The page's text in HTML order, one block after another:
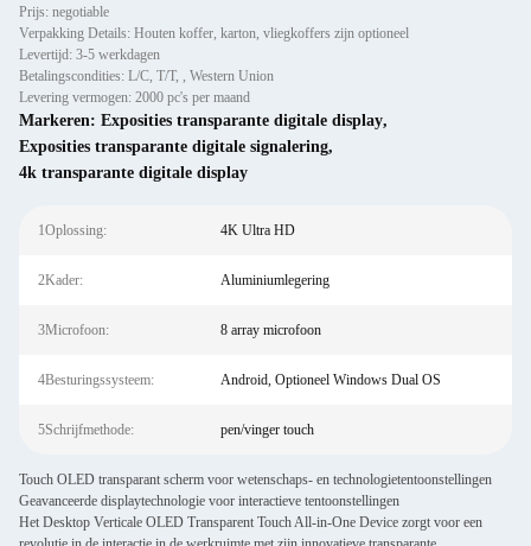
Prijs: negotiable
Verpakking Details: Houten koffer, karton, vliegkoffers zijn optioneel
Levertijd: 3-5 werkdagen
Betalingscondities: L/C, T/T, , Western Union
Levering vermogen: 2000 pc's per maand
Markeren: Exposities transparante digitale display,
Exposities transparante digitale signalering,
4k transparante digitale display
1Oplossing: 4K Ultra HD
2Kader: Aluminiumlegering
3Microfoon: 8 array microfoon
4Besturingssysteem: Android, Optioneel Windows Dual OS
5Schrijfmethode: pen/vinger touch
Touch OLED transparant scherm voor wetenschaps- en technologietentoonstellingen
Geavanceerde displaytechnologie voor interactieve tentoonstellingen
Het Desktop Verticale OLED Transparent Touch All-in-One Device zorgt voor een